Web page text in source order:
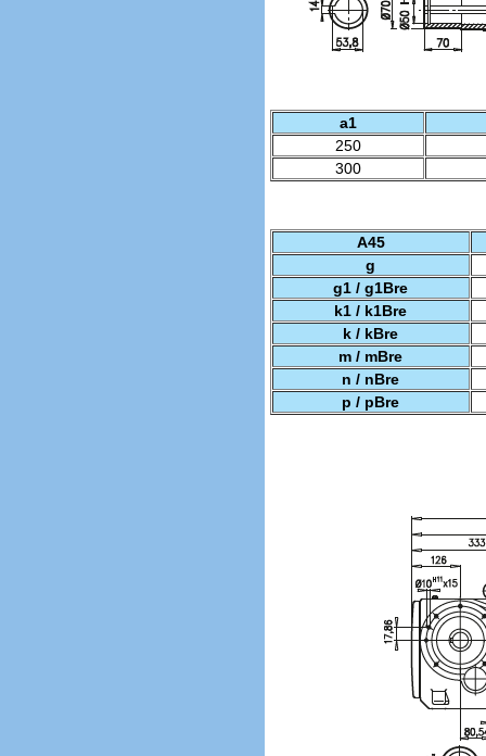
a1
250
300
A45
g
g1 / g1Bre
k1 / k1Bre
k / kBre
m / mBre
n / nBre
p / pBre